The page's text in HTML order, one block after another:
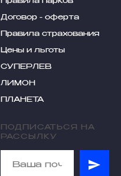
Договор - оферта
Правила страхования
Цены и льготы
СУПЕРЛЕВ
ЛИМОН
ПЛАНЕТА
ПОДПИСАТЬСЯ НА
РАССЫЛКУ